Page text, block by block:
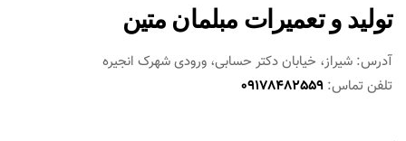
تولید و تعمیرات مبلمان متین
آدرس: شیراز، خیابان دکتر حسابی، ورودی شهرک انجیره
تلفن تماس: 09178482559